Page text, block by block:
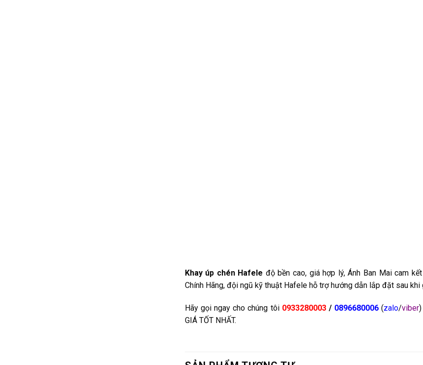
Khay úp chén Hafele độ bền cao, giá hợp lý, Ánh Ban Mai cam
Chính Hãng, đội ngũ kỹ thuật Hafele hỗ trợ hướng dẫn lắp đặt sau khi
Hãy gọi ngay cho chúng tôi 0933280003/ 0896680006 (zalo/viber
GIÁ TỐT NHẤT.